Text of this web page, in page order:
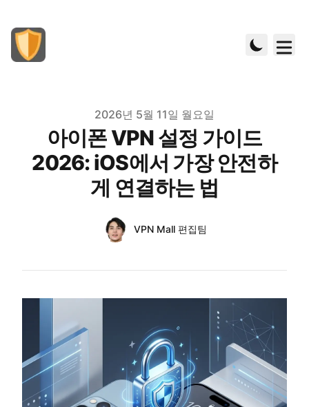
2026년 5월 11일 월요일
아이폰 VPN 설정 가이드
2026: iOS에서 가장 안전하
게 연결하는 법
Name
VPN Mall 편집팀